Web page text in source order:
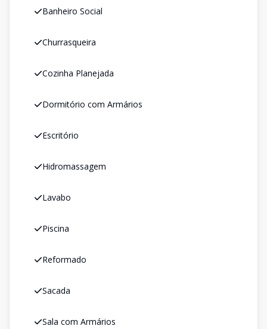
Banheiro Social
Churrasqueira
Cozinha Planejada
Dormitório com Armários
Escritório
Hidromassagem
Lavabo
Piscina
Reformado
Sacada
Sala com Armários